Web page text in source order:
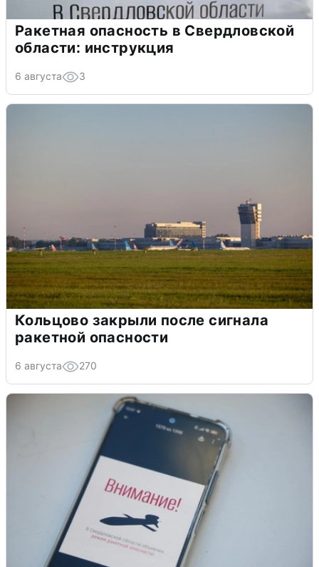
Ракетная опасность в Свердловской
области: инструкция
6 августа 3
Кольцово закрыли после сигнала
ракетной опасности
6 августа 270